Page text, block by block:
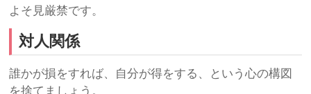
よそ見厳禁です。
対人関係
誰かが損をすれば、自分が得をする、という心の構図
を捨てましょう。